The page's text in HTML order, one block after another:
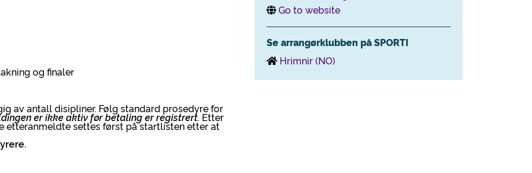
og finaler
av antall disipliner. Følg standard prosedyre for
er ikke aktiv før betaling er registrert. Etter
etteranmeldte settes først på startlisten etter at
Go to website
Se arrangørklubben på SPORTI
Hrimnir (NO)